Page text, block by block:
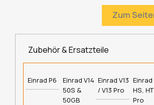
Zum
Zubehör & Ersatzteile
Einrad P6
Einrad V14
50S &
50GB
Einrad V13
/ V13 Pro
Einrad
HS,
Pro